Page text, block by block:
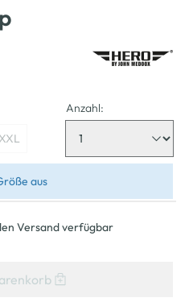
Anzahl:
aus
Versand verfügbar